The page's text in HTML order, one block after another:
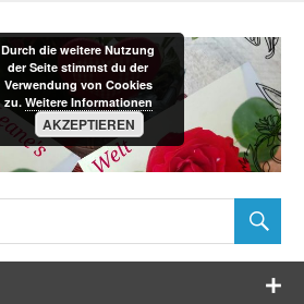
Leane´s-
Welt
Durch die weitere Nutzung
der Seite stimmst du der
Verwendung von Cookies
zu. Weitere Informationen
AKZEPTIEREN